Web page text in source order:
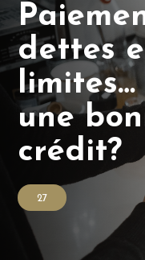
dettes
limites…
une
crédit?
27